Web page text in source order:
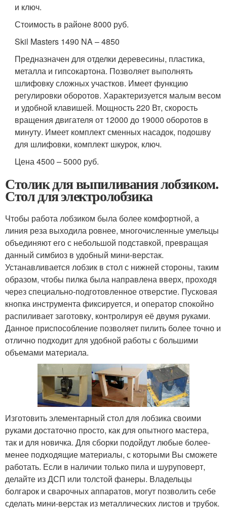
и ключ.
Стоимость в районе 8000 руб.
Skil Masters 1490 NA – 4850
Предназначен для отделки деревесины, пластика,
металла и гипсокартона. Позволяет выполнять
шлифовку сложных участков. Имеет функцию
регулировки оборотов. Характеризуется малым весом
и удобной клавишей. Мощность 220 Вт, скорость
вращения двигателя от 12000 до 19000 оборотов в
минуту. Имеет комплект сменных насадок, подошву
для шлифовки, комплект шкурок, ключ.
Цена 4500 – 5000 руб.
Столик для выпиливания лобзиком.
Стол для электролобзика
Чтобы работа лобзиком была более комфортной, а
линия реза выходила ровнее, многочисленные умельцы
объединяют его с небольшой подставкой, превращая
данный симбиоз в удобный мини-верстак.
Устанавливается лобзик в стол с нижней стороны, таким
образом, чтобы пилка была направлена вверх, проходя
через специально-подготовленное отверстие. Пусковая
кнопка инструмента фиксируется, и оператор спокойно
распиливает заготовку, контролируя её двумя руками.
Данное приспособление позволяет пилить более точно и
отлично подходит для удобной работы с большими
объемами материала.
Изготовить элементарный стол для лобзика своими
руками достаточно просто, как для опытного мастера,
так и для новичка. Для сборки подойдут любые более-
менее подходящие материалы, с которыми Вы сможете
работать. Если в наличии только пила и шуруповерт,
делайте из ДСП или толстой фанеры. Владельцы
болгарок и сварочных аппаратов, могут позволить себе
сделать мини-верстак из металлических листов и трубок.